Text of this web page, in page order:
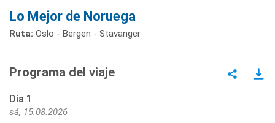
Lo Mejor de Noruega
Ruta: Oslo - Bergen - Stavanger
Programa del viaje
Día 1
sá, 15.08.2026